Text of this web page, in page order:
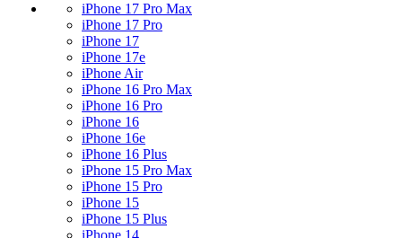
iPhone 17 Pro Max
iPhone 17 Pro
iPhone 17
iPhone 17e
iPhone Air
iPhone 16 Pro Max
iPhone 16 Pro
iPhone 16
iPhone 16e
iPhone 16 Plus
iPhone 15 Pro Max
iPhone 15 Pro
iPhone 15
iPhone 15 Plus